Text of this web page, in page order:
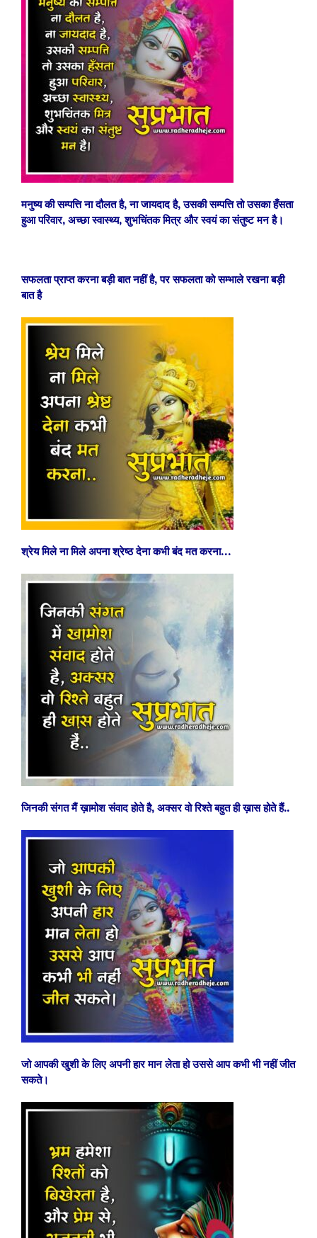
मनुष्य की सम्पत्ति ना दौलत है, ना जायदाद है, उसकी सम्पत्ति तो उसका हँसता
हुआ परिवार, अच्छा स्वास्थ्य, शुभचिंतक मित्र और स्वयं का संतुष्ट मन है।
सफलता प्राप्त करना बड़ी बात नहीं है, पर सफलता को सम्भाले रखना बड़ी
बात है
श्रेय मिले ना मिले अपना श्रेष्ठ देना कभी बंद मत करना…
जिनकी संगत मैं ख़ामोश संवाद होते है, अक्सर वो रिश्ते बहुत ही ख़ास होते हैं..
जो आपकी खुशी के लिए अपनी हार मान लेता हो उससे आप कभी भी नहीं जीत
सकते।